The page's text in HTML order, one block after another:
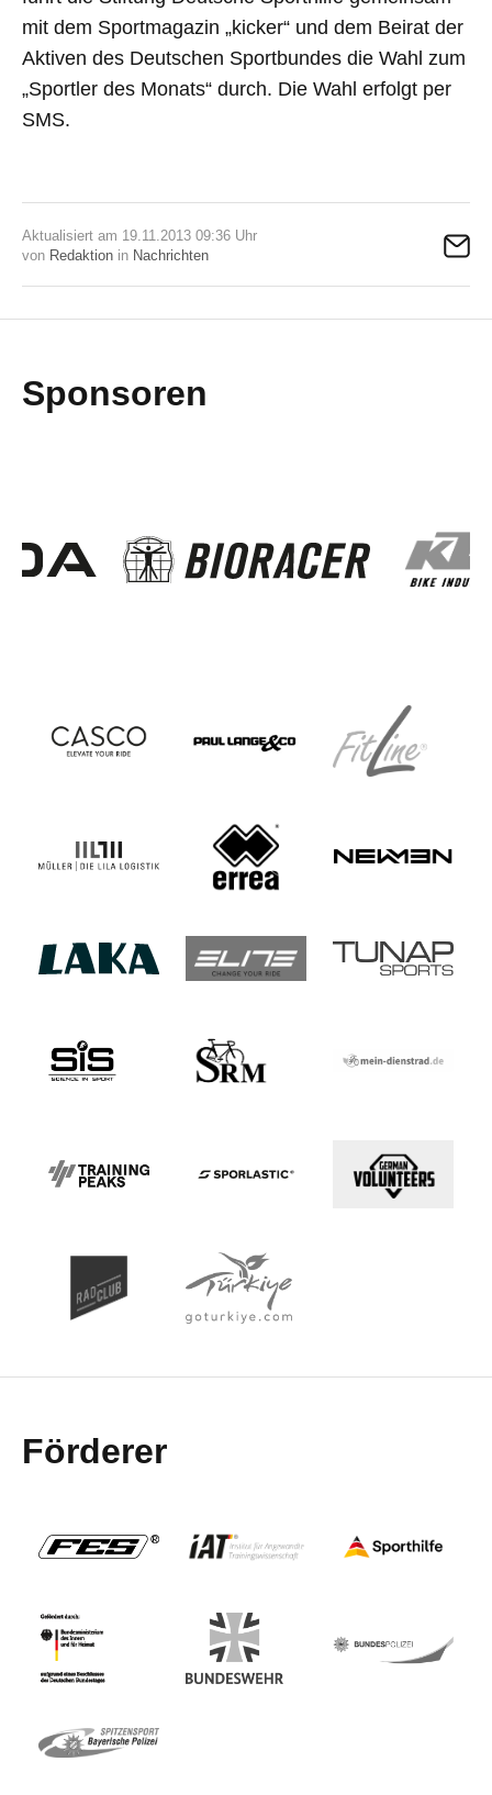
mit dem Sportmagazin „kicker“ und dem Beirat der
Aktiven des Deutschen Sportbundes die Wahl zum
„Sportler des Monats“ durch. Die Wahl erfolgt per
SMS.
Aktualisiert am 19.11.2013 09:36 Uhr
von Redaktion in Nachrichten
Sponsoren
Förderer